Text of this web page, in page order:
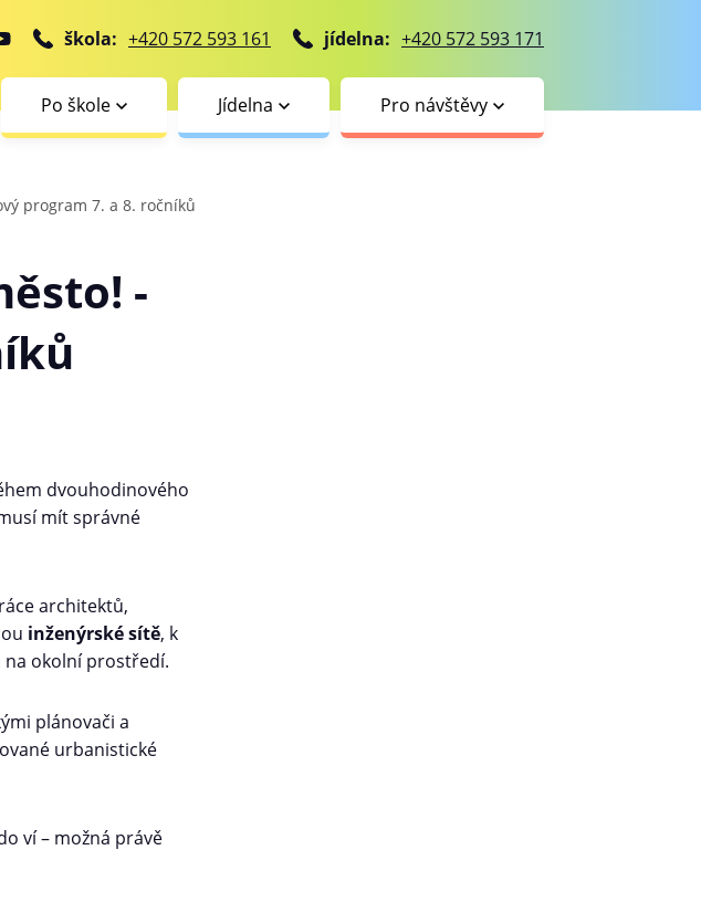
škola: +420 572 593 161 jídelna: +420 572 593 171
Po škole Jídelna Pro návštěvy
program 7. a 8. ročníků
-
dvouhodinového
mít správné
architektů,
inženýrské sítě, k
na okolní prostředí.
plánovači a
urbanistické
ví – možná právě